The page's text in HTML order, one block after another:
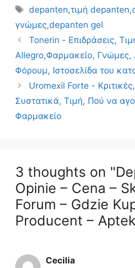
Ετικέτες
depanten,τιμή depanten,
γνώμες,depanten gel
Tonerin - Επιδράσεις,
Allegro,Φαρμακείο, Γνώμες,
Φόρουμ, Ιστοσελίδα του
Uromexil Forte -
Συστατικά, Τιμή, Πού να
Φαρμακείο
3 thoughts on
Opinie – Cena –
Forum – Gdzie
Producent –
Cecilia